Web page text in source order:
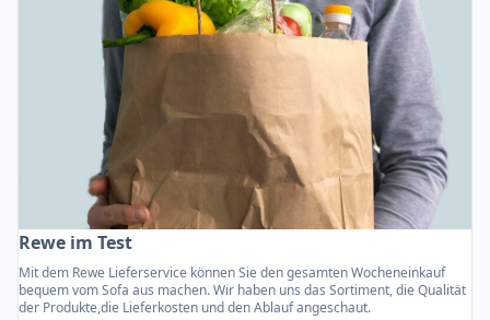
Rewe im Test
Mit dem Rewe Lieferservice können Sie den gesamten Wocheneinkauf
bequem vom Sofa aus machen. Wir haben uns das Sortiment, die Qualität
der Produkte,die Lieferkosten und den Ablauf angeschaut.